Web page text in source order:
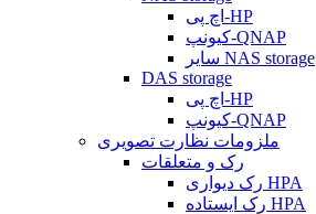
اچ پی-HP
کیونپ-QNAP
سایر NAS storage
DAS storage
اچ پی-HP
کیونپ-QNAP
ملزومات نظارت تصویری
رک و متعلقات
رک دیواری HPA
رک ایستاده HPA